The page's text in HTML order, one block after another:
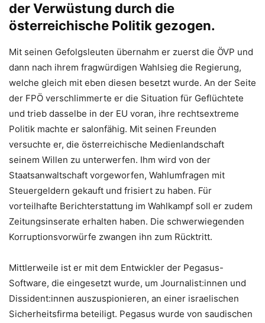
der Verwüstung durch die
österreichische Politik gezogen.
Mit seinen Gefolgsleuten übernahm er zuerst die ÖVP und
dann nach ihrem fragwürdigen Wahlsieg die Regierung,
welche gleich mit eben diesen besetzt wurde. An der Seite
der FPÖ verschlimmerte er die Situation für Geflüchtete
und trieb dasselbe in der EU voran, ihre rechtsextreme
Politik machte er salonfähig. Mit seinen Freunden
versuchte er, die österreichische Medienlandschaft
seinem Willen zu unterwerfen. Ihm wird von der
Staatsanwaltschaft vorgeworfen, Wahlumfragen mit
Steuergeldern gekauft und frisiert zu haben. Für
vorteilhafte Berichterstattung im Wahlkampf soll er zudem
Zeitungsinserate erhalten haben. Die schwerwiegenden
Korruptionsvorwürfe zwangen ihn zum Rücktritt.
Mittlerweile ist er mit dem Entwickler der Pegasus-
Software, die eingesetzt wurde, um Journalist:innen und
Dissident:innen auszuspionieren, an einer israelischen
Sicherheitsfirma beteiligt. Pegasus wurde von saudischen